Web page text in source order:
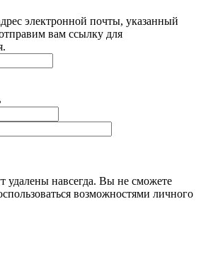
электронной почты, указанный
вам ссылку для
удалены навсегда. Вы не сможете
возможностями личного